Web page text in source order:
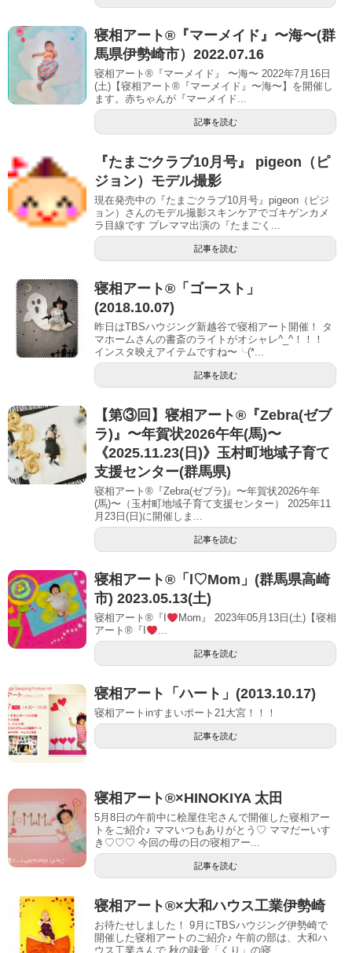
寝相アート®︎『マーメイド』〜海〜(群
馬県伊勢崎市）2022.07.16
寝相アート®『マーメイド』 〜海〜 2022年7月16日
(土)【寝相アート®︎『マーメイド』〜海〜】を開催し
ます。赤ちゃんが『マーメイド...
記事を読む
『たまごクラブ10月号』 pigeon（ピ
ジョン）モデル撮影
現在発売中の『たまごクラブ10月号』pigeon（ピジ
ョン）さんのモデル撮影スキンケアでゴキゲンカメ
ラ目線です プレママ出演の『たまごく...
記事を読む
寝相アート®︎「ゴースト」
(2018.10.07)
昨日はTBSハウジング新越谷で寝相アート開催！ タ
マホームさんの書斎のライトがオシャレ^_^！！！
インスタ映えアイテムですね〜╰(*...
記事を読む
【第③回】寝相アート®︎『Zebra(ゼブ
ラ)』〜年賀状2026午年(馬)〜
《2025.11.23(日)》玉村町地域子育て
支援センター(群馬県)
寝相アート®『Zebra(ゼブラ)』〜年賀状2026午年
(馬)〜（玉村町地域子育て支援センター） 2025年11
月23日(日)に開催しま...
記事を読む
寝相アート®︎「l♡Mom」(群馬県高崎
市) 2023.05.13(土)
寝相アート®『I
Mom』 2023年05月13日(土)【寝相
アート®︎『I
...
記事を読む
寝相アート「ハート」(2013.10.17)
寝相アートinすまいポート21大宮！！！
記事を読む
寝相アート®︎×HINOKIYA 太田
5月8日の午前中に桧屋住宅さんで開催した寝相アー
トをご紹介♪ ママいつもありがとう♡ ママだーいす
き♡♡♡ 今回の母の日の寝相アー...
記事を読む
寝相アート®︎×大和ハウス工業伊勢崎
お待たせしました！ 9月にTBSハウジング伊勢崎で
開催した寝相アートのご紹介♪ 午前の部は、大和ハ
ウス工業さんで 秋の味覚「くり」の寝...